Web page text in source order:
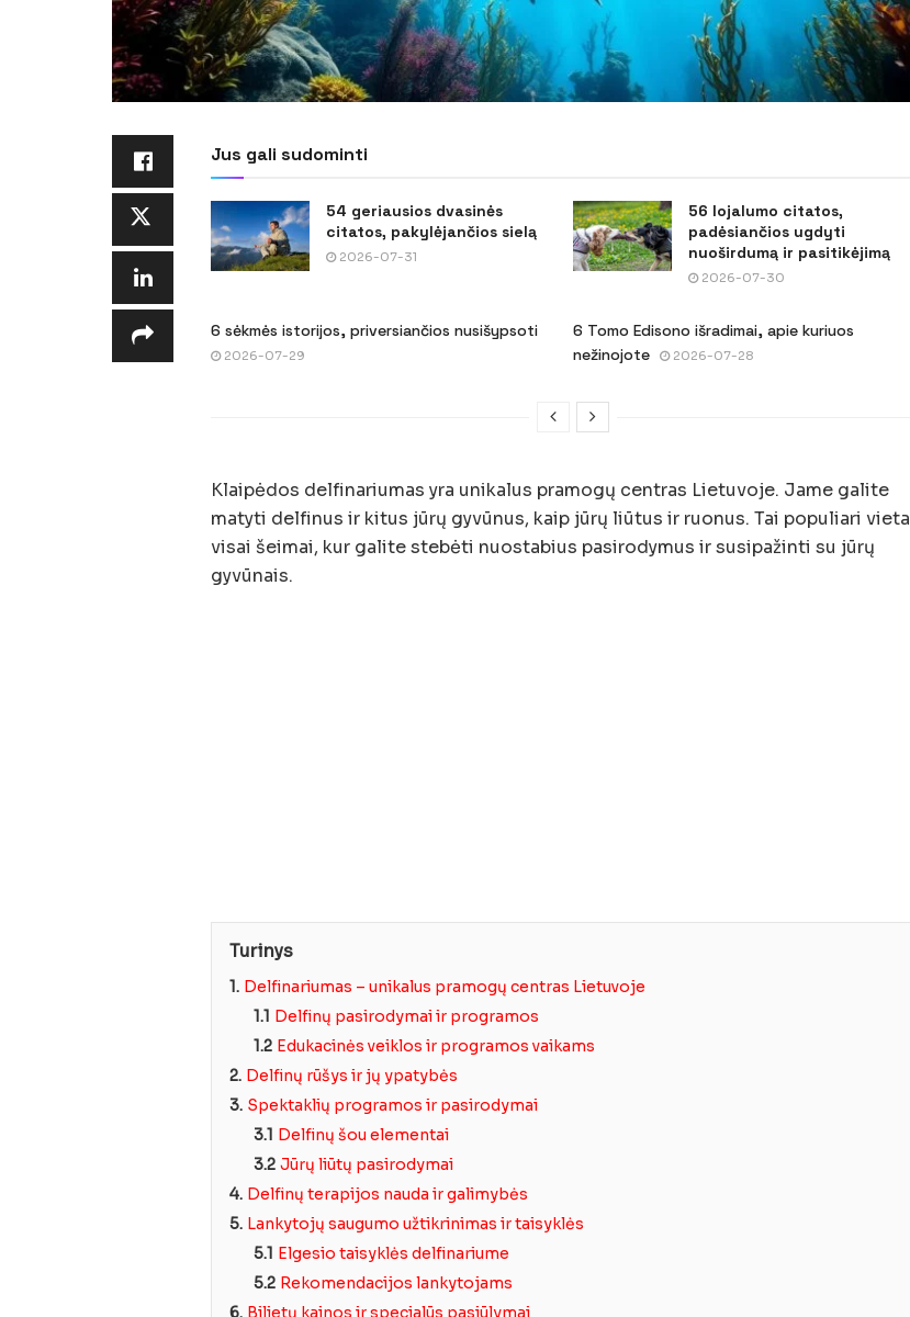
Jus gali sudominti
54 geriausios dvasinės
citatos, pakylėjančios sielą
2026-07-31
56 lojalumo citatos,
padėsiančios ugdyti
nuoširdumą ir pasitikėjimą
2026-07-30
6 sėkmės istorijos, priversiančios nusišypsoti
2026-07-29
6 Tomo Edisono išradimai, apie kuriuos
nežinojote
2026-07-28
Klaipėdos delfinariumas yra unikalus pramogų centras Lietuvoje. Jame galite
matyti delfinus ir kitus jūrų gyvūnus, kaip jūrų liūtus ir ruonus. Tai populiari vieta
visai šeimai, kur galite stebėti nuostabius pasirodymus ir susipažinti su jūrų
gyvūnais.
Turinys
1. Delfinariumas – unikalus pramogų centras Lietuvoje
1.1 Delfinų pasirodymai ir programos
1.2 Edukacinės veiklos ir programos vaikams
2. Delfinų rūšys ir jų ypatybės
3. Spektaklių programos ir pasirodymai
3.1 Delfinų šou elementai
3.2 Jūrų liūtų pasirodymai
4. Delfinų terapijos nauda ir galimybės
5. Lankytojų saugumo užtikrinimas ir taisyklės
5.1 Elgesio taisyklės delfinariume
5.2 Rekomendacijos lankytojams
6. Bilietų kainos ir specialūs pasiūlymai